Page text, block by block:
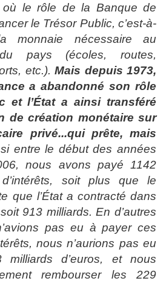
le rôle de la Banque de
le Trésor Public, c’est-à-
monnaie nécessaire au
du pays (écoles, routes,
etc.). Mais depuis 1973,
a abandonné son rôle
et l’État a ainsi transféré
de création monétaire sur
privé...qui prête, mais
entre le début des années
nous avons payé 1142
d’intérêts, soit plus que le
que l’État a contracté dans
913 milliards. En d’autres
pas eu à payer ces
nous n’aurions pas eu
milliards d’euros, et nous
rembourser les 229